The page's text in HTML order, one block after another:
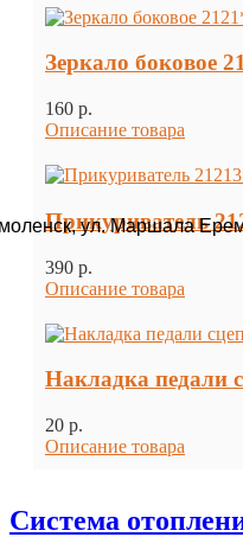
ул. Маршала
Зеркало боковое
160 p.
Описание товара
Прикуриватель
390 p.
Описание товара
Накладка педали
20 p.
Описание товара
Система